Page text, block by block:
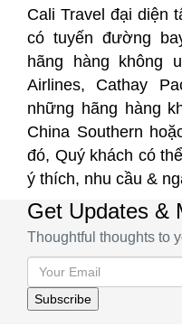
Cali Travel đại diện
có tuyến đường
hãng hàng không
Airlines, Cathay
những hãng hàng
China Southern
đó, Quý khách có
ý thích, nhu cầu &
Get Updates &
Thoughtful thoughts to